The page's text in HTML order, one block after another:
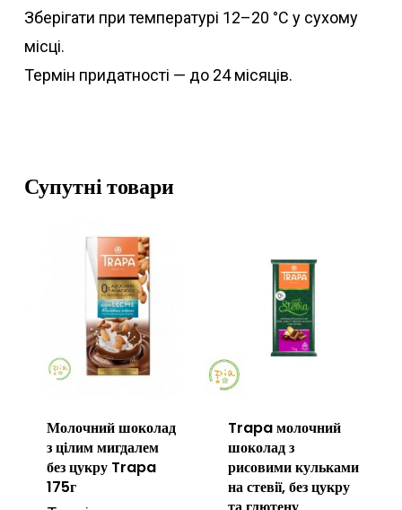
Зберігати при температурі 12–20 °C у сухому
місці.
Термін придатності — до 24 місяців.
Супутні товари
Молочний шоколад
з цілим мигдалем
без цукру Trapa
175г
Trapa молочний
шоколад з
рисовими кульками
на стевії, без цукру